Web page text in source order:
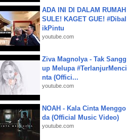
ADA INI DI DALAM RUMAH
SULE! KAGET GUE! #Dibal
ikPintu
youtube.com
Ziva Magnolya - Tak Sangg
up Melupa #TerlanjurMenci
nta (Offici...
youtube.com
NOAH - Kala Cinta Menggo
da (Official Music Video)
youtube.com